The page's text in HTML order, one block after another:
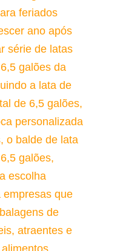
feriados
ano após
série de latas
galões da
a lata de
de 6,5 galões,
personalizada
o balde de lata
galões,
escolha
empresas que
de
atraentes e